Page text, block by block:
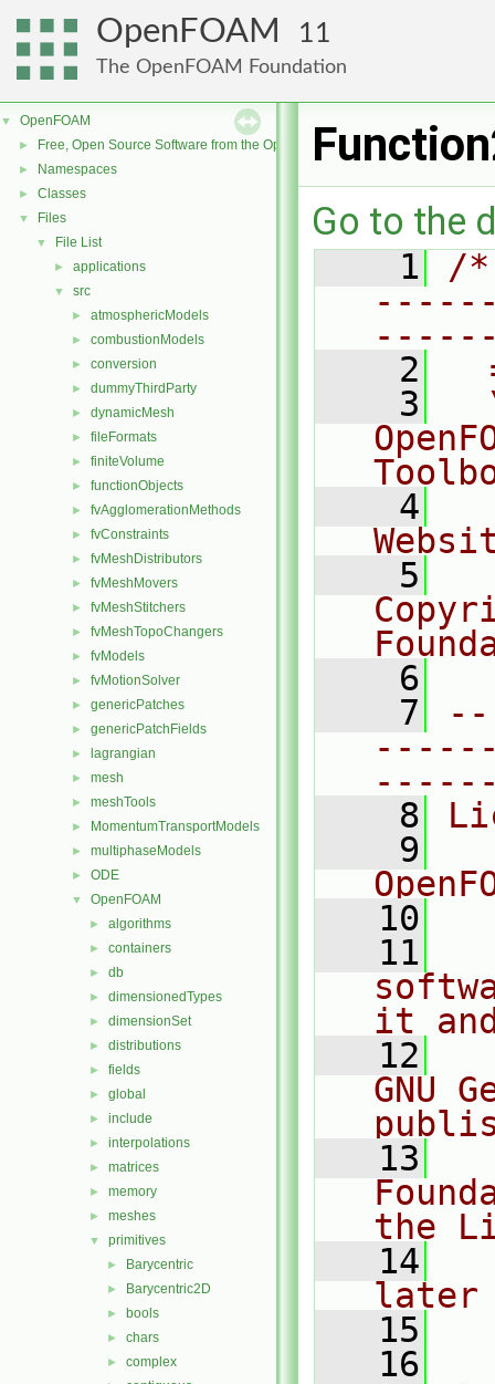
OpenFOAM 11
The OpenFOAM Foundation
▼ OpenFOAM
► Free, Open Source Software from the OpenFOAM Foundation
► Namespaces
► Classes
▼ Files
▼ File List
► applications
▼ src
► atmosphericModels
► combustionModels
► conversion
► dummyThirdParty
► dynamicMesh
► fileFormats
► finiteVolume
► functionObjects
► fvAgglomerationMethods
► fvConstraints
► fvMeshDistributors
► fvMeshMovers
► fvMeshStitchers
► fvMeshTopoChangers
► fvModels
► fvMotionSolver
► genericPatches
► genericPatchFields
► lagrangian
► mesh
► meshTools
► MomentumTransportModels
► multiphaseModels
► ODE
▼ OpenFOAM
► algorithms
► containers
► db
► dimensionedTypes
► dimensionSet
► distributions
► fields
► global
► include
► interpolations
► matrices
► memory
► meshes
▼ primitives
► Barycentric
► Barycentric2D
► bools
► chars
► complex
Go to the
    1
/
    2
    3
    4
    5
    6
    7
    8
    9
   10
   11
it
   12
GNU
   13
the
   14
later
   15
   16